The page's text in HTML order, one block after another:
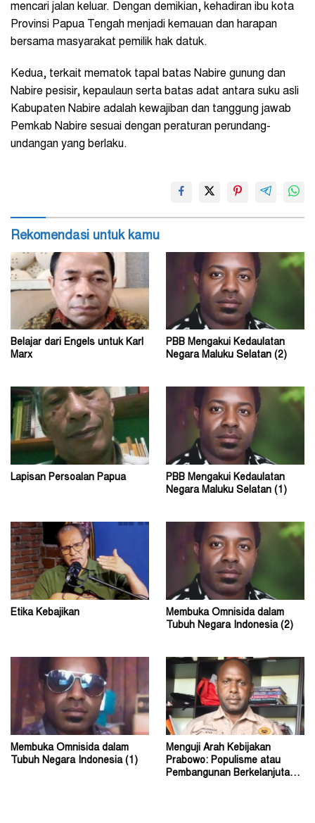
mencari jalan keluar. Dengan demikian, kehadiran ibu kota
Provinsi Papua Tengah menjadi kemauan dan harapan
bersama masyarakat pemilik hak datuk.
Kedua, terkait mematok tapal batas Nabire gunung dan
Nabire pesisir, kepaulaun serta batas adat antara suku asli
Kabupaten Nabire adalah kewajiban dan tanggung jawab
Pemkab Nabire sesuai dengan peraturan perundang-
undangan yang berlaku.
Rekomendasi untuk kamu
Belajar dari Engels untuk Karl
Marx
PBB Mengakui Kedaulatan
Negara Maluku Selatan (2)
Lapisan Persoalan Papua
PBB Mengakui Kedaulatan
Negara Maluku Selatan (1)
Etika Kebajikan
Membuka Omnisida dalam
Tubuh Negara Indonesia (2)
Membuka Omnisida dalam
Tubuh Negara Indonesia (1)
Menguji Arah Kebijakan
Prabowo: Populisme atau
Pembangunan Berkelanjutan?